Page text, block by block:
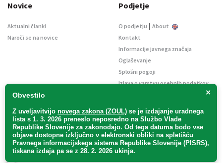
×
Obvestilo
Z uveljavitvijo novega zakona (ZOUL) se je izdajanje uradnega
lista s 1. 3. 2026 preneslo neposredno na Službo Vlade
Republike Slovenije za zakonodajo. Od tega datuma bodo vse
objave dostopne izključno v elektronski obliki na spletišču
Pravnega informacijskega sistema Republike Slovenije (PISRS),
tiskana izdaja pa se z 28. 2. 2026 ukinja.
Novice
Aktualni članki
Naroči se na novice
Podjetje
O podjetju | About
Kontakt
Informacije javnega značaja
Oglaševanje
Splošni pogoji
Izjava o varstvu osebnih podatkov
Uradni list d. o. o. – v likvidaciji / Vse pravice pridržane.